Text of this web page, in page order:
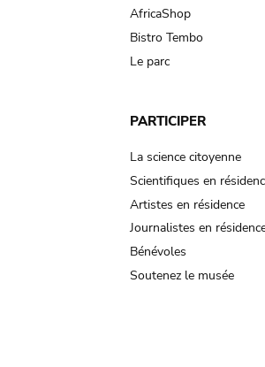
AfricaShop
Bistro Tembo
Le parc
PARTICIPER
La science citoyenne
Scientifiques en
Artistes en résidence
Journalistes en
Bénévoles
Soutenez le musée